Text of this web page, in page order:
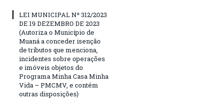
LEI MUNICIPAL Nº 312/2023
DE 19 DEZEMBRO DE 2023
(Autoriza o Município de
Muaná a conceder isenção
de tributos que menciona,
incidentes sobre operações
e imóveis objetos do
Programa Minha Casa Minha
Vida – PMCMV, e contém
outras disposições)